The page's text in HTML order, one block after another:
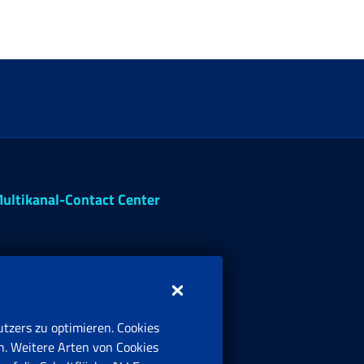
Contact Center
zu optimieren. Cookies
Weitere Arten von Cookies